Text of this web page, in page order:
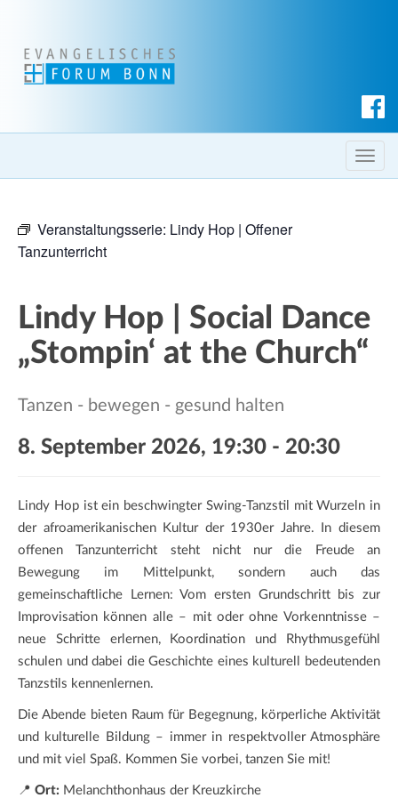
c
h T
o
a
v
Veranstaltungsserie: Lindy Hop | Offener
Tanzunterricht
Lindy Hop | Social Dance
„Stompin‘ at the Church“
Tanzen - bewegen - gesund halten
8. September 2026, 19:30 - 20:30
Lindy Hop ist ein beschwingter Swing-Tanzstil mit Wurzeln in
der afroamerikanischen Kultur der 1930er Jahre. In diesem
offenen Tanzunterricht steht nicht nur die Freude an
Bewegung im Mittelpunkt, sondern auch das
gemeinschaftliche Lernen: Vom ersten Grundschritt bis zur
Improvisation können alle – mit oder ohne Vorkenntnisse –
neue Schritte erlernen, Koordination und Rhythmusgefühl
schulen und dabei die Geschichte eines kulturell bedeutenden
Tanzstils kennenlernen.
Die Abende bieten Raum für Begegnung, körperliche Aktivität
und kulturelle Bildung – immer in respektvoller Atmosphäre
und mit viel Spaß. Kommen Sie vorbei, tanzen Sie mit!
📍 Ort: Melanchthonhaus der Kreuzkirche